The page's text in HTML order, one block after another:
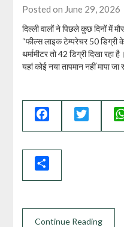
Posted on June 29, 2026
दिल्ली वालों ने पिछले कुछ दिनों में
“फील्स लाइक टेम्परेचर 50 डिग्री
थर्मामीटर तो 42 डिग्री दिखा
यहां कोई नया तापमान नहीं मापा जा
Facebook Twitter
Continue Reading